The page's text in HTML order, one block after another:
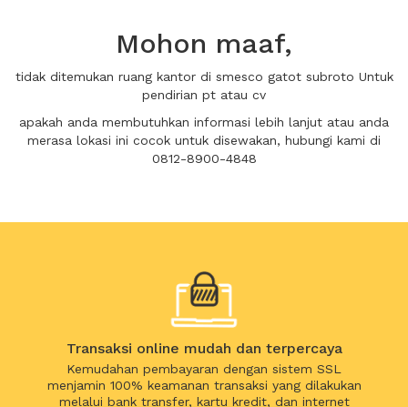
Mohon maaf,
tidak ditemukan ruang kantor di smesco gatot subroto Untuk
pendirian pt atau cv
apakah anda membutuhkan informasi lebih lanjut atau anda
merasa lokasi ini cocok untuk disewakan, hubungi kami di
0812-8900-4848
Transaksi online mudah dan terpercaya
Kemudahan pembayaran dengan sistem SSL
menjamin 100% keamanan transaksi yang dilakukan
melalui bank transfer, kartu kredit, dan internet